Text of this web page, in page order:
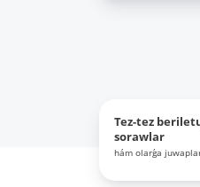
Tez-tez
sorawlar
hám olarǵa